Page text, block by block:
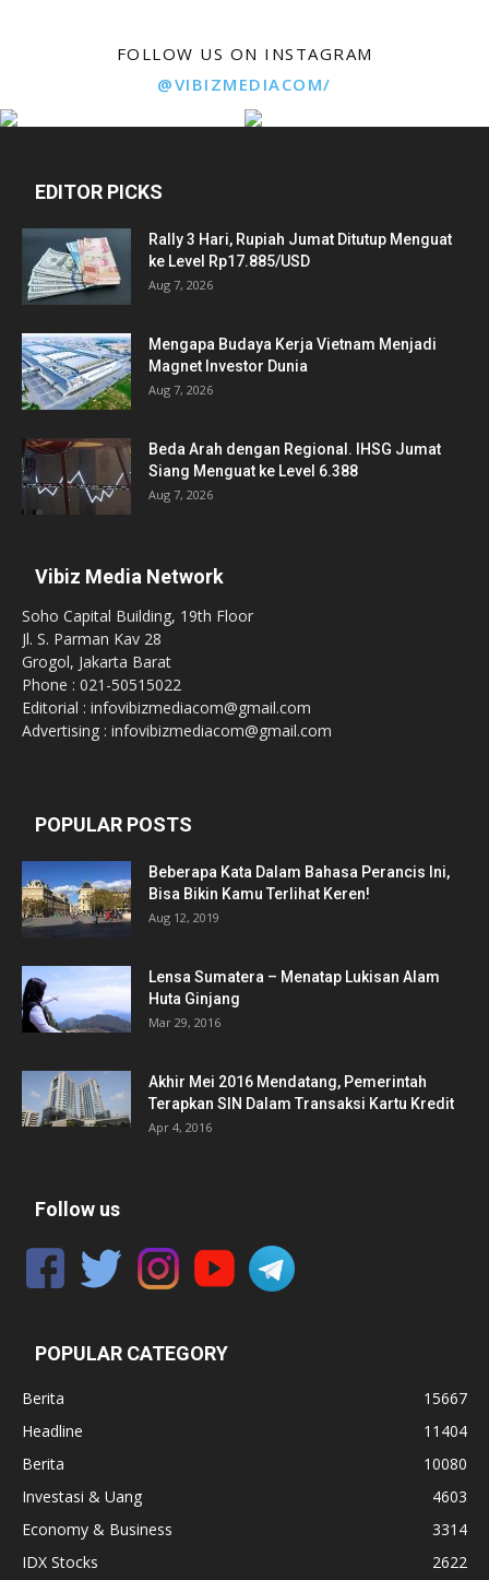
FOLLOW US ON INSTAGRAM
@VIBIZMEDIACOM/
EDITOR PICKS
Rally 3 Hari, Rupiah Jumat Ditutup Menguat
ke Level Rp17.885/USD
Aug 7, 2026
Mengapa Budaya Kerja Vietnam Menjadi
Magnet Investor Dunia
Aug 7, 2026
Beda Arah dengan Regional. IHSG Jumat
Siang Menguat ke Level 6.388
Aug 7, 2026
Vibiz Media Network
Soho Capital Building, 19th Floor
Jl. S. Parman Kav 28
Grogol, Jakarta Barat
Phone : 021-50515022
Editorial : infovibizmediacom@gmail.com
Advertising : infovibizmediacom@gmail.com
POPULAR POSTS
Beberapa Kata Dalam Bahasa Perancis Ini,
Bisa Bikin Kamu Terlihat Keren!
Aug 12, 2019
Lensa Sumatera – Menatap Lukisan Alam
Huta Ginjang
Mar 29, 2016
Akhir Mei 2016 Mendatang, Pemerintah
Terapkan SIN Dalam Transaksi Kartu Kredit
Apr 4, 2016
Follow us
POPULAR CATEGORY
Berita
15667
Headline
11404
Berita
10080
Investasi & Uang
4603
Economy & Business
3314
IDX Stocks
2622